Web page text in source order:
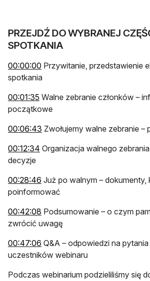
PRZEJDŹ DO WYBRANEJ
SPOTKANIA
00:00:00 otwiera się w nowej karcie
Przywitanie, przedstawienie
spotkania
00:01:35 otwiera się w nowej karcie
Walne zebranie członków –
początkowe
00:06:43 otwiera się w nowej karcie
Zwołujemy walne zebranie
00:12:34 otwiera się w nowej karcie
Organizacja walnego
decyzje
00:28:46 otwiera się w nowej karcie
Już po walnym –
poinformować
00:42:08 otwiera się w nowej karcie
Podsumowanie – o czym
zwrócić uwagę
00:47:06 otwiera się w nowej karcie
Q&A – odpowiedzi na
uczestników webinaru
Podczas webinarium podzieliliśmy się